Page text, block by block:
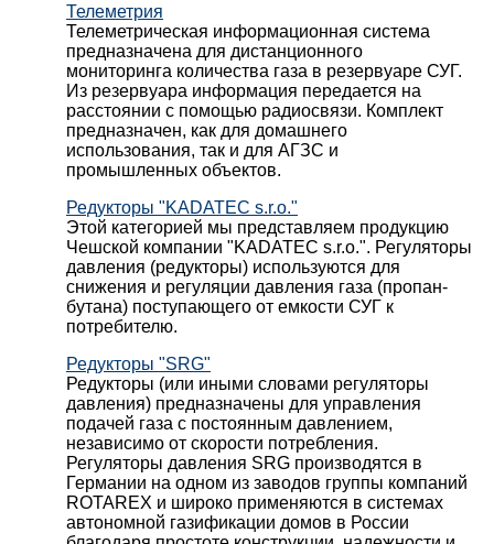
Телеметрия
Телеметрическая информационная система
предназначена для дистанционного
мониторинга количества газа в резервуаре СУГ.
Из резервуара информация передается на
расстоянии с помощью радиосвязи. Комплект
предназначен, как для домашнего
использования, так и для АГЗС и
промышленных объектов.
Редукторы "KADATEC s.r.o."
Этой категорией мы представляем продукцию
Чешской компании "KADATEC s.r.o.". Регуляторы
давления (редукторы) используются для
снижения и регуляции давления газа (пропан-
бутана) поступающего от емкости СУГ к
потребителю.
Редукторы "SRG"
Редукторы (или иными словами регуляторы
давления) предназначены для управления
подачей газа с постоянным давлением,
независимо от скорости потребления.
Регуляторы давления SRG производятся в
Германии на одном из заводов группы компаний
ROTAREX и широко применяются в системах
автономной газификации домов в России